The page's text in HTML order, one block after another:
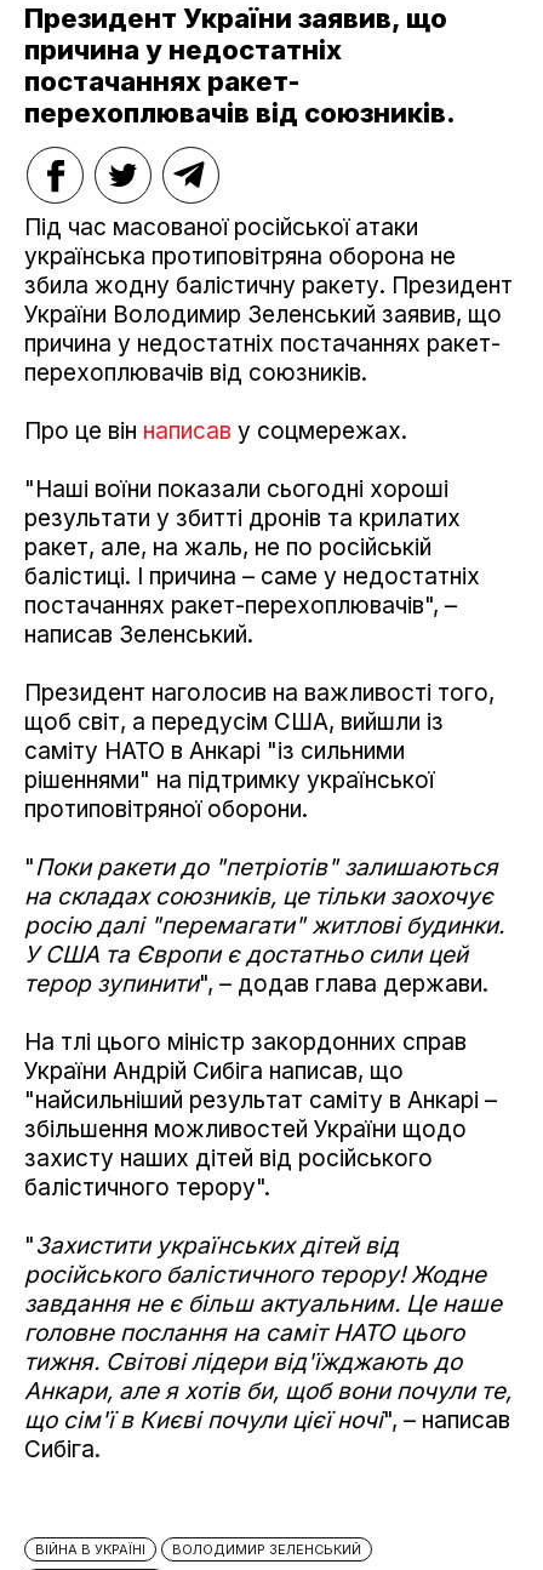
Президент України заявив, що
причина у недостатніх
постачаннях ракет-
перехоплювачів від союзників.
Під час масованої російської атаки
українська протиповітряна оборона не
збила жодну балістичну ракету. Президент
України Володимир Зеленський заявив, що
причина у недостатніх постачаннях ракет-
перехоплювачів від союзників.
Про це він написав у соцмережах.
"Наші воїни показали сьогодні хороші
результати у збитті дронів та крилатих
ракет, але, на жаль, не по російській
балістиці. І причина – саме у недостатніх
постачаннях ракет-перехоплювачів", –
написав Зеленський.
Президент наголосив на важливості того,
щоб світ, а передусім США, вийшли із
саміту НАТО в Анкарі "із сильними
рішеннями" на підтримку української
протиповітряної оборони.
"Поки ракети до "петріотів" залишаються
на складах союзників, це тільки заохочує
росію далі "перемагати" житлові будинки.
У США та Європи є достатньо сили цей
терор зупинити", – додав глава держави.
На тлі цього міністр закордонних справ
України Андрій Сибіга написав, що
"найсильніший результат саміту в Анкарі –
збільшення можливостей України щодо
захисту наших дітей від російського
балістичного терору".
"Захистити українських дітей від
російського балістичного терору! Жодне
завдання не є більш актуальним. Це наше
головне послання на саміт НАТО цього
тижня. Світові лідери від'їжджають до
Анкари, але я хотів би, щоб вони почули те,
що сім'ї в Києві почули цієї ночі", – написав
Сибіга.
ВІЙНА В УКРАЇНІ
ВОЛОДИМИР ЗЕЛЕНСЬКИЙ